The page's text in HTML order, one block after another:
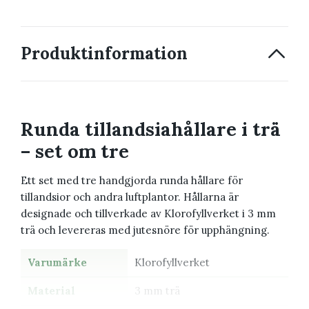
Produktinformation
Runda tillandsiahållare i trä
– set om tre
Ett set med tre handgjorda runda hållare för
tillandsior och andra luftplantor. Hållarna är
designade och tillverkade av Klorofyllverket i 3 mm
trä och levereras med jutesnöre för upphängning.
Varumärke Klorofyllverket
Material 3 mm trä